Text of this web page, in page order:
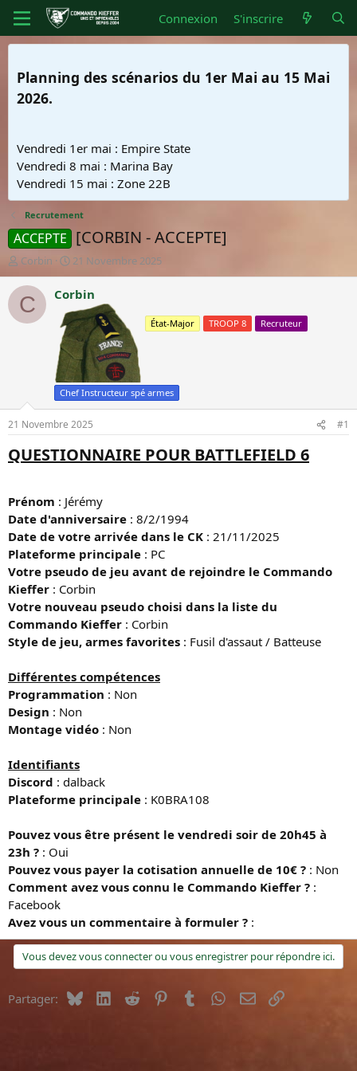
Connexion S'inscrire
Planning des scénarios du 1er Mai au 15 Mai
2026.
Vendredi 1er mai : Empire State
Vendredi 8 mai : Marina Bay
Vendredi 15 mai : Zone 22B
Recrutement
ACCEPTE [CORBIN - ACCEPTE]
A
u
t
e
u
j
e
Corbin
D
a
t
d
e
d
é
b
u
t
21 Novembre 2025
C Corbin
Second maître de
seconde classe
État-Major TROOP 8 Recruteur
Chef Instructeur spé armes
21 Novembre 2025 #1
QUESTIONNAIRE POUR BATTLEFIELD 6
Prénom : Jérémy
Date d'anniversaire : 8/2/1994
Date de votre arrivée dans le CK : 21/11/2025
Plateforme principale : PC
Votre pseudo de jeu avant de rejoindre le Commando
Kieffer : Corbin
Votre nouveau pseudo choisi dans la liste du
Commando Kieffer : Corbin
Style de jeu, armes favorites : Fusil d'assaut / Batteuse
Différentes compétences
Programmation : Non
Design : Non
Montage vidéo : Non
Identifiants
Discord : dalback
Plateforme principale : K0BRA108
Pouvez vous être présent le vendredi soir de 20h45 à
23h ? : Oui
Pouvez vous payer la cotisation annuelle de 10€ ? : Non
Comment avez vous connu le Commando Kieffer ? :
Facebook
Avez vous un commentaire à formuler ? :
Vous devez vous connecter ou vous enregistrer pour répondre ici.
Partager: BlueskyLinkedIn
Reddit PinterestTumblr WhatsApp
E-mailLien